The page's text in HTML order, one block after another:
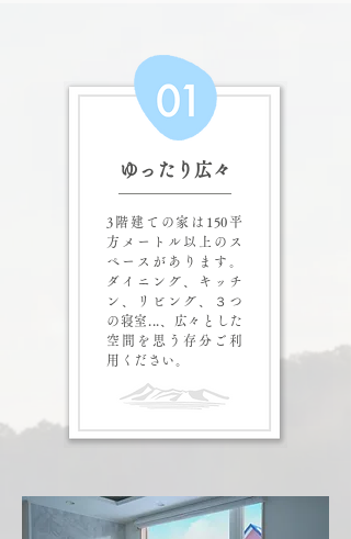
3階建ての家は150平
方メートル以上のス
ペースがあります。
ダイニング、キッチ
ン、リビング、３つ
の寝室...、広々とした
空間を思う存分ご利
用ください。
ゆったり広々